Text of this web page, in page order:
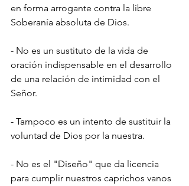
en forma arrogante contra la libre
Soberanía absoluta de Dios.
- No es un sustituto de la vida de
oración indispensable en el desarrollo
de una relación de intimidad con el
Señor.
- Tampoco es un intento de sustituir la
voluntad de Dios por la nuestra.
- No es el "Diseño" que da licencia
para cumplir nuestros caprichos vanos